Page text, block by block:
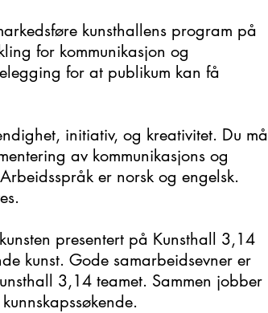
kunsthallens program på
for kommunikasjon og
for at publikum kan få
initiativ, og kreativitet. Du må
av kommunikasjons og
er norsk og engelsk.
presentert på Kunsthall 3,14
kunst. Gode samarbeidsevner er
3,14 teamet. Sammen jobber